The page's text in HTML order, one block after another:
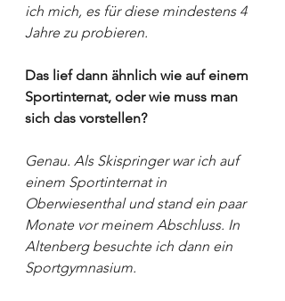
ich mich, es für diese mindestens 4
Jahre zu probieren.
Das lief dann ähnlich wie auf einem
Sportinternat, oder wie muss man
sich das vorstellen?
Genau. Als Skispringer war ich auf
einem Sportinternat in
Oberwiesenthal und stand ein paar
Monate vor meinem Abschluss. In
Altenberg besuchte ich dann ein
Sportgymnasium.